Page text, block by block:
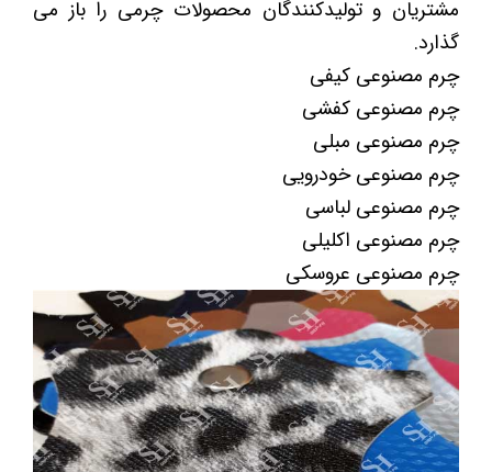
مشتریان و تولیدکنندگان محصولات چرمی را باز می
گذارد.
چرم مصنوعی کیفی
چرم مصنوعی کفشی
چرم مصنوعی مبلی
چرم مصنوعی خودرویی
چرم مصنوعی لباسی
چرم مصنوعی اکلیلی
چرم مصنوعی عروسکی